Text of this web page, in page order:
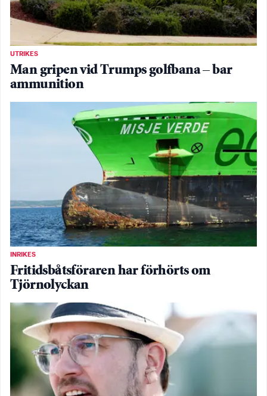
UTRIKES
Man gripen vid Trumps golfbana – bar
ammunition
INRIKES
Fritidsbåtsföraren har förhörts om
Tjörnolyckan